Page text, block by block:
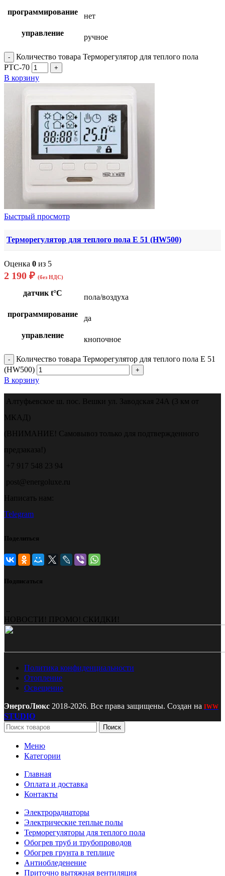
программирование
нет
управление
ручное
Количество товара Терморегулятор для теплого пола
РТС-70
В корзину
Быстрый просмотр
Терморегулятор для теплого пола Е 51 (HW500)
Оценка 0 из 5
2 190 ₽ (без НДС)
датчик t°C
пола/воздуха
программирование
да
управление
кнопочное
Количество товара Терморегулятор для теплого пола Е 51
(HW500)
В корзину
Алтуфьевское ш. пос. Вешки ул. Заводская 24А (3 км от
МКАД)
(ВНИМАНИЕ! Самовывоз только для подтвержденного
предзаказа!)
+7 917 548 23 94
post@energoluxe.ru
Написать нам:
Telegram
Поделиться
Подписаться
НОВОСТИ! ПРОМО! СКИДКИ!
Политика конфиденциальности
Отопление
Освещение
ЭнергоЛюкс 2018-2026. Все права защищены. Создан на IWW
STUDIO
Поиск
Меню
Категории
Главная
Оплата и доставка
Контакты
Электрорадиаторы
Электрические теплые полы
Терморегуляторы для теплого пола
Обогрев труб и трубопроводов
Обогрев грунта в теплице
Антиобледенение
Приточно вытяжная вентиляция